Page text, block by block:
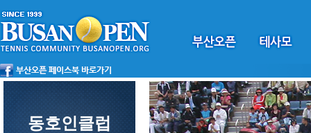
동호인클럽